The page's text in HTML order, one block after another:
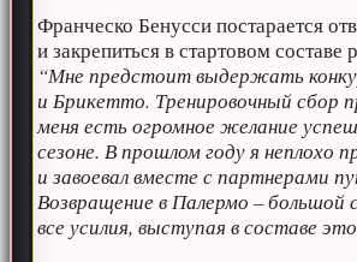
Франческо Бенусси постарается
и закрепиться в стартовом составе
“Мне предстоит выдержать
и Брикетто. Тренировочный сбор
меня есть огромное желание
сезоне. В прошлом году я неплохо
и завоевал вместе с партнерами
Возвращение в Палермо –
все усилия, выступая в составе